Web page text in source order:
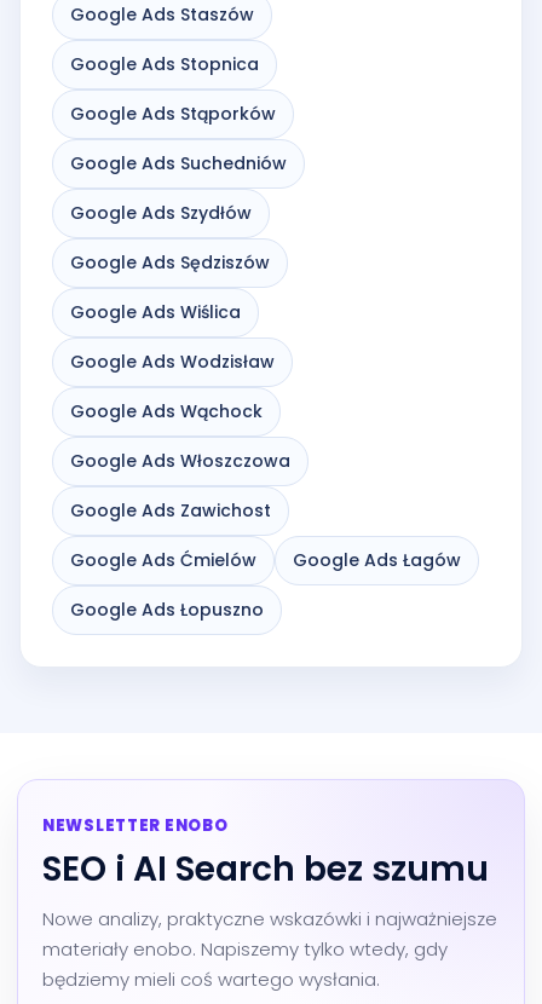
Google Ads Staszów
Google Ads Stopnica
Google Ads Stąporków
Google Ads Suchedniów
Google Ads Szydłów
Google Ads Sędziszów
Google Ads Wiślica
Google Ads Wodzisław
Google Ads Wąchock
Google Ads Włoszczowa
Google Ads Zawichost
Google Ads Ćmielów Google Ads Łagów
Google Ads Łopuszno
NEWSLETTER ENOBO
SEO i AI Search bez szumu
Nowe analizy, praktyczne wskazówki i najważniejsze
materiały enobo. Napiszemy tylko wtedy, gdy
będziemy mieli coś wartego wysłania.